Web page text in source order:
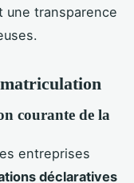
une transparence
courante de la
entreprises
déclaratives